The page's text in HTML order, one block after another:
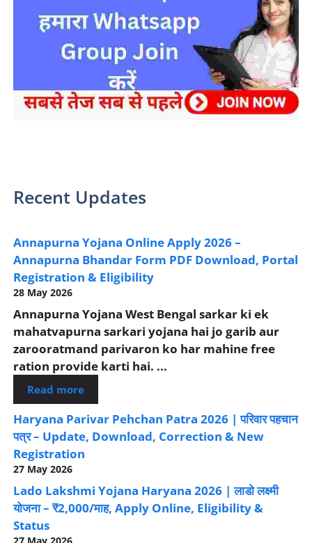
Recent Updates
Annapurna Yojana Online Apply 2026 –
Annapurna Bhandar Form PDF Download, Portal
Registration & Eligibility
28 May 2026
Annapurna Yojana West Bengal sarkar ki ek
mahatvapurna sarkari yojana hai jo garib aur
zarooratmand parivaron ko har mahine free
ration provide karti hai. ...
Read more
Haryana Parivar Pehchan Patra 2026 | परिवार पहचान
पत्र – Update, Download, Correction & New
Registration
27 May 2026
Lado Lakshmi Yojana Haryana 2026 | लाडो लक्ष्मी
योजना – ₹2,000/माह, Apply Online, Eligibility &
Status